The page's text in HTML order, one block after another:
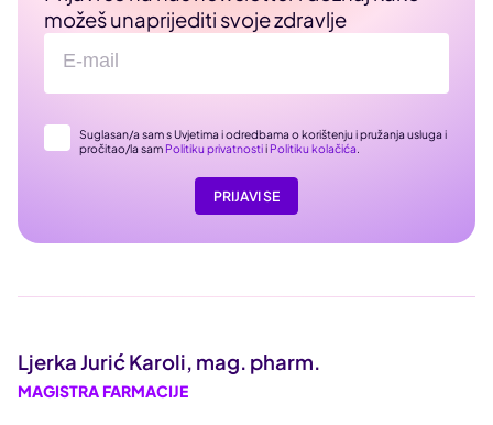
možeš unaprijediti svoje zdravlje
Suglasan/a sam s Uvjetima i odredbama o korištenju i pružanja usluga i
pročitao/la sam Politiku privatnostii Politiku kolačića
PRIJAVI SE
Ljerka Jurić Karoli, mag. pharm.
MAGISTRA FARMACIJE